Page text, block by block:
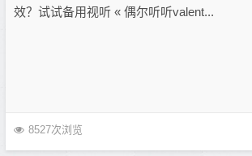
效？试试备用视听 « 偶尔听听valent...
8527次浏览